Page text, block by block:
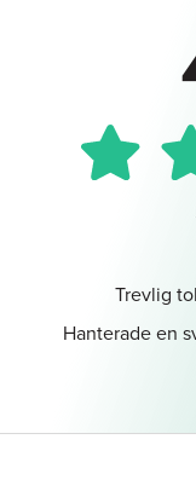
Trevlig
Hanterade en